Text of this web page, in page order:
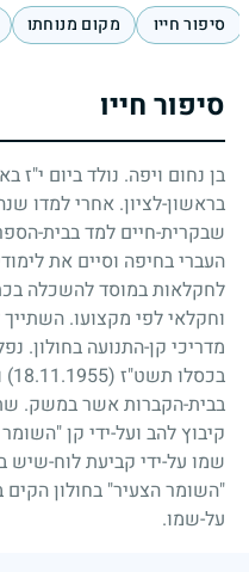
סיפור חייו מקום מנוחתו
סיפור חייו
בן נחום ויפה. נולד ביום י"ז
בראשון-לציון. אחרי למדו
שבקרית-חיים למד בבית-
העברי בחיפה וסיים את
לחקלאות במוסד להשכלה
וחקלאי לפי מקצועו.
מדריכי קן-התנועה בחולון.
בכסלו תשט"ז (18.11.1955)
בבית-הקברות אשר במשק.
קיבוץ להב ועל-ידי קן
שמו על-ידי קביעת לוח-שיש
"השומר הצעיר" בחולון הקים
על-שמו.